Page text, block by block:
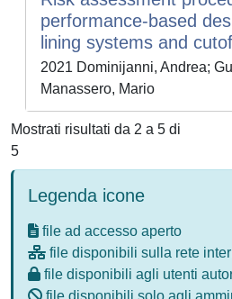
performance-based
lining systems and
2021 Dominijanni, Andrea;
Manassero, Mario
Mostrati risultati da 2 a 5 di
5
Legenda icone
file ad accesso aperto
file disponibili sulla rete
file disponibili agli utenti
file disponibili solo agli